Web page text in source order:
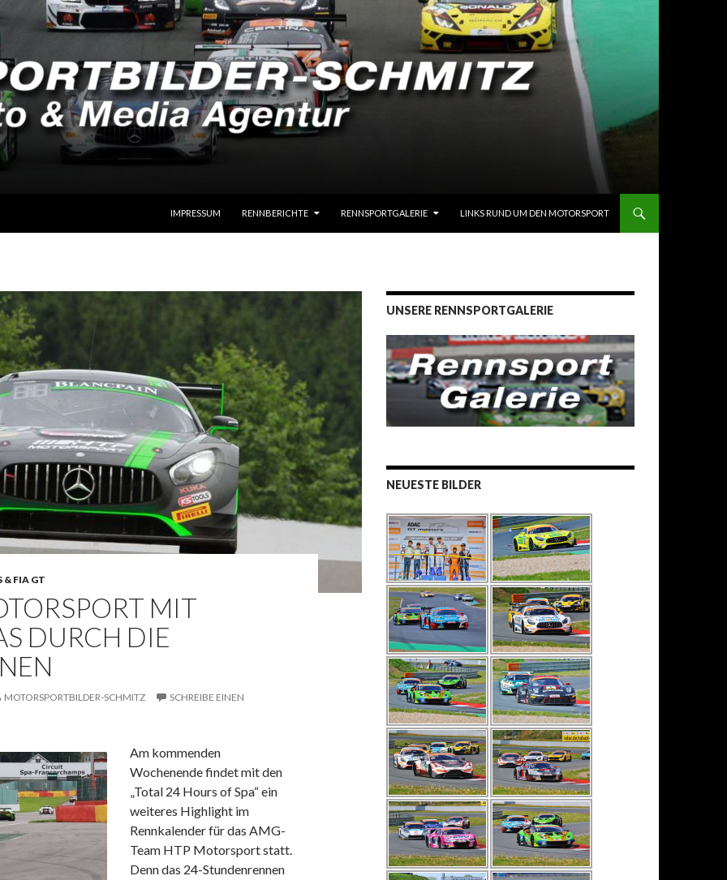
IMPRESSUM
RENNBERICHTE RENNSPORTGALERIE LINKS RUND UM DEN MOTORSPORT
& FIA GT
MIT
DURCH DIE
MOTORSPORTBILDER-SCHMITZ
SCHREIBE EINEN
Am kommenden
Wochenende findet mit den
„Total 24 Hours of Spa“ ein
weiteres Highlight im
Rennkalender für das AMG-
Team HTP Motorsport statt.
Denn das 24-Stundenrennen
UNSERE RENNSPORTGALERIE
NEUESTE BILDER